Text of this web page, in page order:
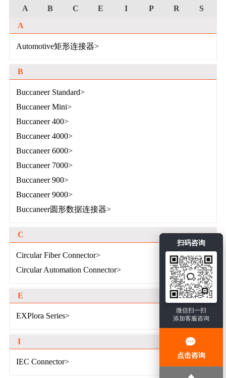
扫码咨询
微信扫一扫
添加客服咨询
点击咨询
A B C E I P R S
A
Automotive矩形连接器>
B
Buccaneer Standard>
Buccaneer Mini>
Buccaneer 400>
Buccaneer 4000>
Buccaneer 6000>
Buccaneer 7000>
Buccaneer 900>
Buccaneer 9000>
Buccaneer圆形数据连接器>
C
Circular Fiber Connector>
Circular Automation Connector>
E
EXPlora Series>
I
IEC Connector>